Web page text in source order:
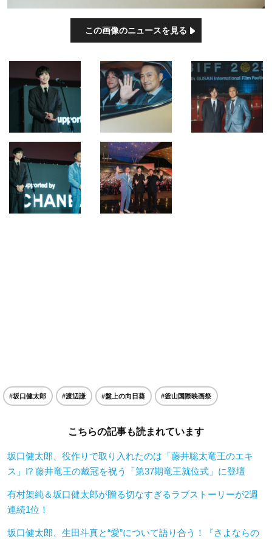
この画像のニュースを見る
#坂口健太郎 #渡辺謙 #盤上の向日葵 #釜山国際映画祭
こちらの記事も読まれています
坂口健太郎、役作りで取り入れたのは「藤井聡太竜王のエキ
ス」!? 藤井竜王の戴冠を祝う「第37期竜王就位式」に登壇
有村架純＆坂口健太郎が贈る切なすぎるラブストーリーが2週
連続1位！
坂口健太郎、生田斗真と“愛”について語り合う！『さよならの